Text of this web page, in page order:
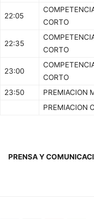
22:05
CORTO
22:35
CORTO
23:00
CORTO
23:50
PREMIACION
PREMIACION
PRENSA Y